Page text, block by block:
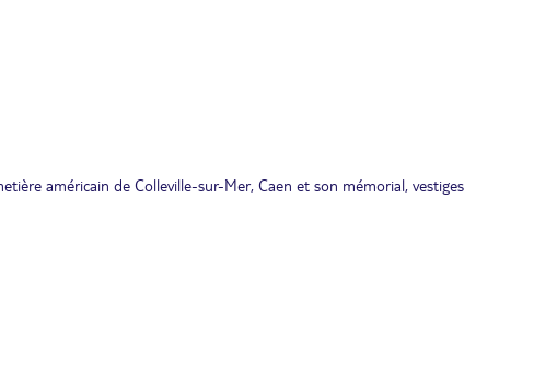
américain de Colleville-sur-Mer, Caen et son mémorial, vestiges